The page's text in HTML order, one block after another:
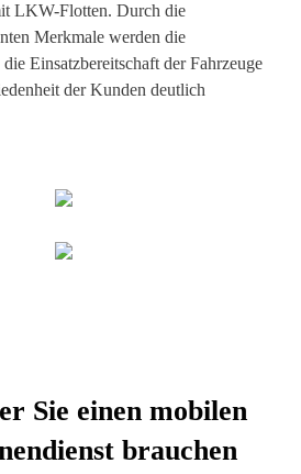
LKW-Flotten. Durch die
Merkmale werden die
Einsatzbereitschaft der Fahrzeuge
der Kunden deutlich
Sie einen mobilen
brauchen